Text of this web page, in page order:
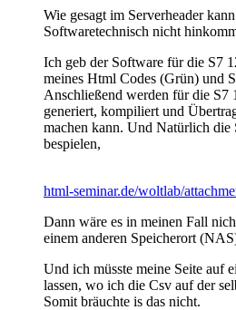
Wie gesagt im Serverheader
Softwaretechnisch nicht
Ich geb der Software für die S7
meines Html Codes (Grün) und
Anschließend werden für die S7
generiert, kompiliert und
machen kann. Und Natürlich die
bespielen,
html-seminar.de/woltlab/
Dann wäre es in meinen Fall
einem anderen Speicherort
Und ich müsste meine Seite auf
lassen, wo ich die Csv auf der
Somit bräuchte is das nicht.